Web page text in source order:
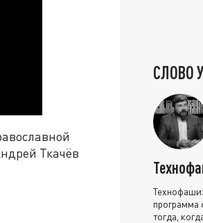
Ткачёв
СЛОВО
программа
тогда,